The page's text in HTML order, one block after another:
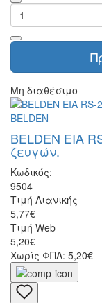
Μη διαθέσιμο
BELDEN
BELDEN EIA
ζευγών.
Κωδικός:
9504
Τιμή Λιανικής
5,77€
Τιμή Web
5,20€
Χωρίς ΦΠΑ: 5,20€